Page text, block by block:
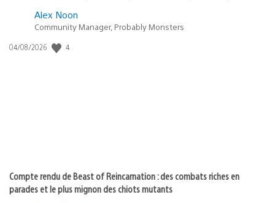
Alex Noon
Community Manager, Probably Monsters
Date
04/08/2026 4
Compte rendu de Beast of Reincarnation : des combats riches en
parades et le plus mignon des chiots mutants